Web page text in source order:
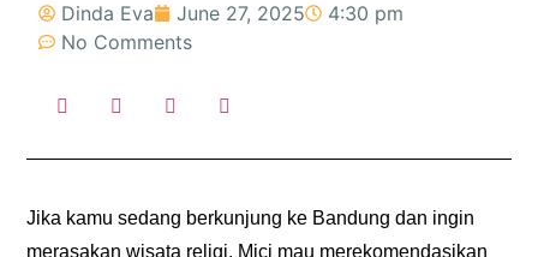
Dinda Eva June 27, 2025
4:30 pm
No Comments
Jika kamu sedang berkunjung ke Bandung dan ingin
merasakan wisata religi, Mici mau merekomendasikan